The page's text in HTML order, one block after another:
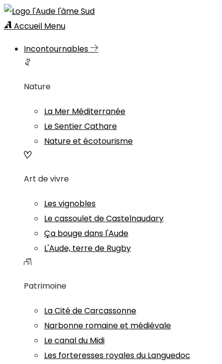
Accueil Menu
Incontournables
Nature
La Mer Méditerranée
Le Sentier Cathare
Nature et écotourisme
Art de vivre
Les vignobles
Le cassoulet de Castelnaudary
Ça bouge dans l'Aude
L'Aude, terre de Rugby
Patrimoine
La Cité de Carcassonne
Narbonne romaine et médiévale
Le canal du Midi
Les forteresses royales du Languedoc